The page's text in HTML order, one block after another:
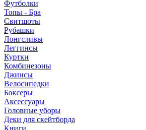
Футболки
Топы - Бра
Свитшоты
Рубашки
Лонгсливы
Леггинсы
Куртки
Комбинезоны
Джинсы
Велосипедки
Боксеры
Аксессуары
Головные уборы
Деки для скейтборда
Книги